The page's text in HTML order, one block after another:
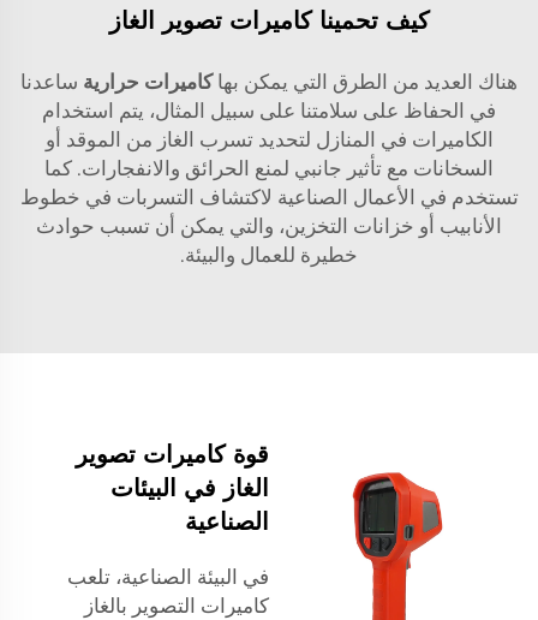
كيف تحمينا كاميرات تصوير الغاز
هناك العديد من الطرق التي يمكن بها كاميرات حرارية ساعدنا
في الحفاظ على سلامتنا على سبيل المثال، يتم استخدام
الكاميرات في المنازل لتحديد تسرب الغاز من الموقد أو
السخانات مع تأثير جانبي لمنع الحرائق والانفجارات. كما
تستخدم في الأعمال الصناعية لاكتشاف التسربات في خطوط
الأنابيب أو خزانات التخزين، والتي يمكن أن تسبب حوادث
خطيرة للعمال والبيئة.
قوة كاميرات تصوير
الغاز في البيئات
الصناعية
في البيئة الصناعية، تلعب
كاميرات التصوير بالغاز